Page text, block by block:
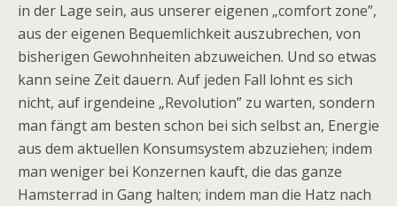
in der Lage sein, aus unserer eigenen „comfort zone”,
aus der eigenen Bequemlichkeit auszubrechen, von
bisherigen Gewohnheiten abzuweichen. Und so etwas
kann seine Zeit dauern. Auf jeden Fall lohnt es sich
nicht, auf irgendeine „Revolution” zu warten, sondern
man fängt am besten schon bei sich selbst an, Energie
aus dem aktuellen Konsumsystem abzuziehen; indem
man weniger bei Konzernen kauft, die das ganze
Hamsterrad in Gang halten; indem man die Hatz nach